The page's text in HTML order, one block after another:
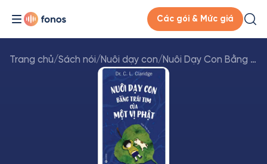
Các gói & Mức giá
Trang chủ/Sách nói/Nuôi dạy con/ Nuôi Dạy Con Bằng Trái Tim Của Một Vị Phật